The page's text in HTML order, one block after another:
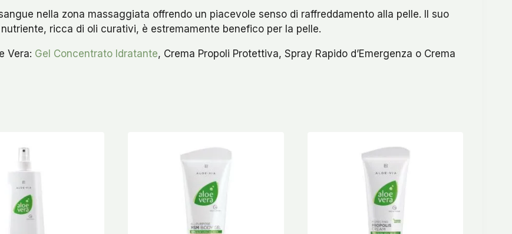
nella zona massaggiata offrendo un piacevole senso di raffreddamento alla pelle. Il suo
ricca di oli curativi, è estremamente benefico per la pelle.
Vera: Gel Concentrato Idratante, Crema Propoli Protettiva, Spray Rapido d’Emergenza o Crema